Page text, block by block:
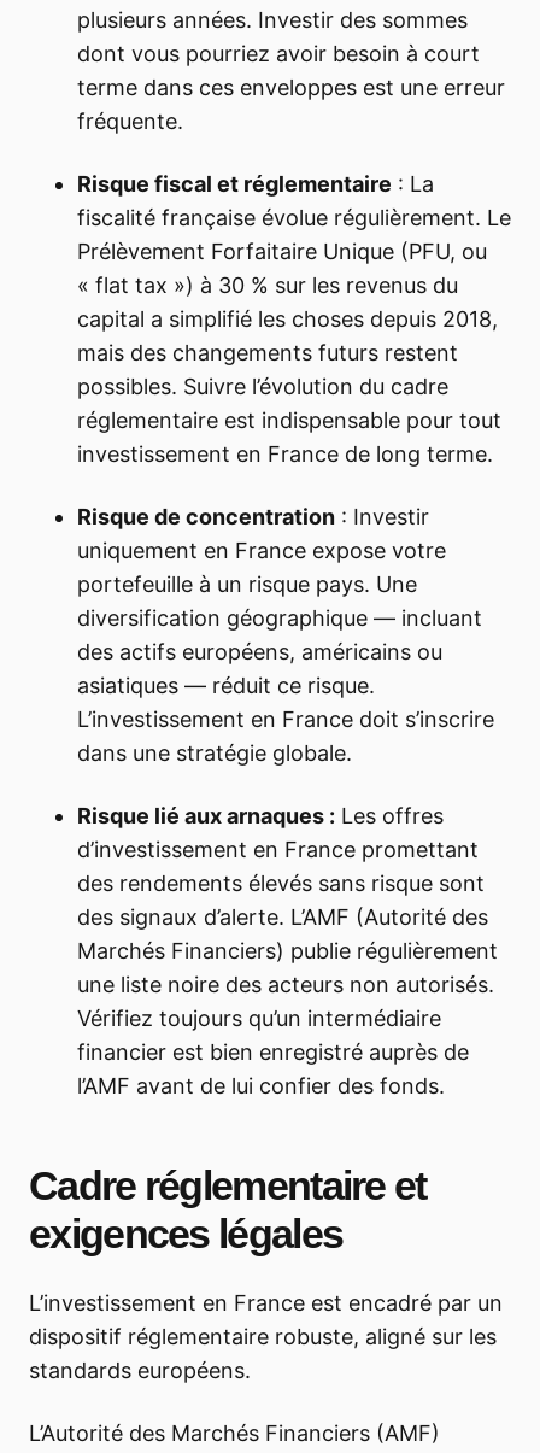
plusieurs années. Investir des sommes
dont vous pourriez avoir besoin à court
terme dans ces enveloppes est une erreur
fréquente.
Risque fiscal et réglementaire : La
fiscalité française évolue régulièrement. Le
Prélèvement Forfaitaire Unique (PFU, ou
« flat tax ») à 30 % sur les revenus du
capital a simplifié les choses depuis 2018,
mais des changements futurs restent
possibles. Suivre l’évolution du cadre
réglementaire est indispensable pour tout
investissement en France de long terme.
Risque de concentration : Investir
uniquement en France expose votre
portefeuille à un risque pays. Une
diversification géographique — incluant
des actifs européens, américains ou
asiatiques — réduit ce risque.
L’investissement en France doit s’inscrire
dans une stratégie globale.
Risque lié aux arnaques : Les offres
d’investissement en France promettant
des rendements élevés sans risque sont
des signaux d’alerte. L’AMF (Autorité des
Marchés Financiers) publie régulièrement
une liste noire des acteurs non autorisés.
Vérifiez toujours qu’un intermédiaire
financier est bien enregistré auprès de
l’AMF avant de lui confier des fonds.
Cadre réglementaire et
exigences légales
L’investissement en France est encadré par un
dispositif réglementaire robuste, aligné sur les
standards européens.
L’Autorité des Marchés Financiers (AMF)